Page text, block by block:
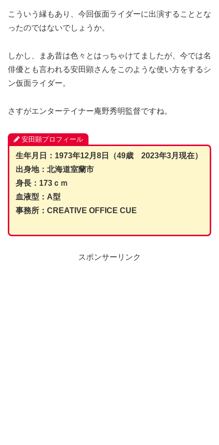
こういう縁もあり、今回仮面ライダーに出演することとな
ったのではないでしょうか。
しかし、まあ昔は色々とはっちゃけてましたが、今では名
俳優とも言われる安田顕さんをこのような使い方をするシ
ン仮面ライダー。
さすがエンターテイナー庵野秀明監督ですね。
安田顕プロフィール
生年月日：1973年12月8日（49歳 2023年3月現在）
出身地：北海道室蘭市
身長：173ｃｍ
血液型：A型
事務所：CREATIVE OFFICE CUE
スポンサーリンク